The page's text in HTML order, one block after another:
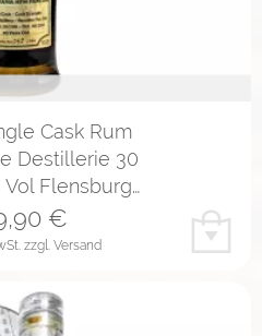
Cask Rum
Destillerie 30
Vol Flensburg…
zzgl. Versand
€